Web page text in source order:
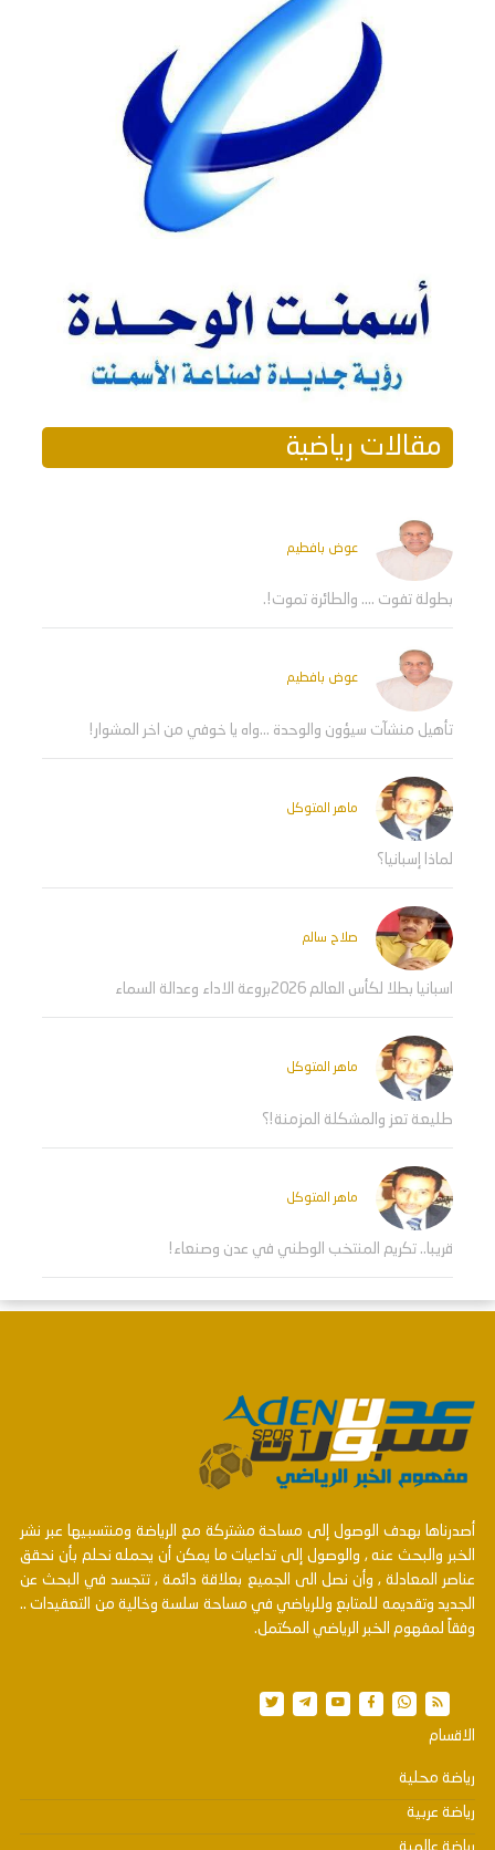
مقالات رياضية
عوض بافطيم
بطولة تفوت .... والطائرة تموت!.
عوض بافطيم
تأهيل منشآت سيؤون والوحدة ...واه يا خوفي من اخر المشوار!
ماهر المتوكل
لماذا إسبانيا؟
صلاح سالم
اسبانيا بطلا لكأس العالم 2026بروعة الاداء وعدالة السماء
ماهر المتوكل
طليعة تعز والمشكلة المزمنة!؟
ماهر المتوكل
قريبا.. تكريم المنتخب الوطني في عدن وصنعاء!
أصدرناها بهدف الوصول إلى مساحة مشتركة مع الرياضة ومنتسبيها عبر نشر
الخبر والبحث عنه , والوصول إلى تداعيات ما يمكن أن يحمله نحلم بأن نحقق
عناصر المعادلة , وأن نصل الى الجميع بعلاقة دائمة , تتجسد في البحث عن
الجديد وتقديمه للمتابع وللرياضي في مساحة سلسة وخالية من التعقيدات ..
وفقاً لمفهوم الخبر الرياضي المكتمل.
الاقسام
رياضة محلية
رياضة عربية
رياضة عالمية